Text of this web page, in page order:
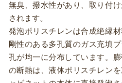
無臭、撥水性があり、取り付
されます。
発泡ポリスチレンは合成絶縁
剛性のある多孔質のガス充填
孔が均一に分布しています。
の断熱は、液体ポリスチレン